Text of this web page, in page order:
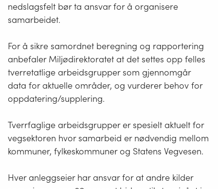
nedslagsfelt bør ta ansvar for å organisere
samarbeidet.
For å sikre samordnet beregning og rapportering
anbefaler Miljødirektoratet at det settes opp felles
tverretatlige arbeidsgrupper som gjennomgår
data for aktuelle områder, og vurderer behov for
oppdatering/supplering.
Tverrfaglige arbeidsgrupper er spesielt aktuelt for
vegsektoren hvor samarbeid er nødvendig mellom
kommuner, fylkeskommuner og Statens Vegvesen.
Hver anleggseier har ansvar for at andre kilder